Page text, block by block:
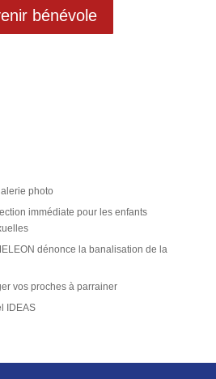
bénévole
photo
immédiate pour les enfants
dénonce la banalisation de la
vos proches à parrainer
IDEAS